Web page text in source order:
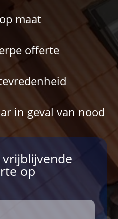
maat
offerte
in geval van nood
op